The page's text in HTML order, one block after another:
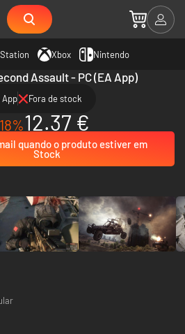
Xbox Nintendo
Assault - PC (EA App)
App Fora de stock
12.37 €
quando o produto estiver em
Stock